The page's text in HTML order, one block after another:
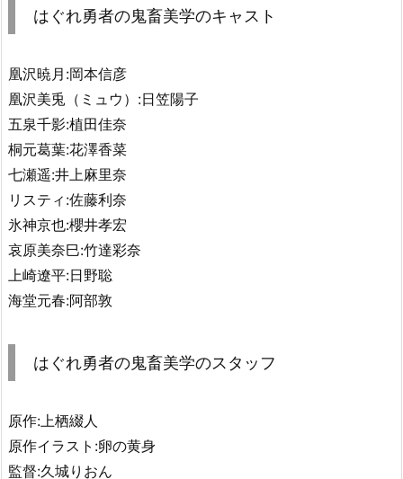
はぐれ勇者の鬼畜美学のキャスト
凰沢暁月:岡本信彦
凰沢美兎（ミュウ）:日笠陽子
五泉千影:植田佳奈
桐元葛葉:花澤香菜
七瀬遥:井上麻里奈
リスティ:佐藤利奈
氷神京也:櫻井孝宏
哀原美奈巳:竹達彩奈
上崎遼平:日野聡
海堂元春:阿部敦
はぐれ勇者の鬼畜美学のスタッフ
原作:上栖綴人
原作イラスト:卵の黄身
監督:久城りおん